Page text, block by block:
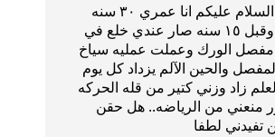
السلام عليكم انا عمري ٣٠ سنه
وقبل ١٥ سنه صار عندي خلع في
مفصل الورك وعملت عمليه سياخ
والحين الآلم يزداد كل يوم
زاد وزني كتير من قله الحركه
منعني من الرياضه.. هل حقن
تفيدني لطفا